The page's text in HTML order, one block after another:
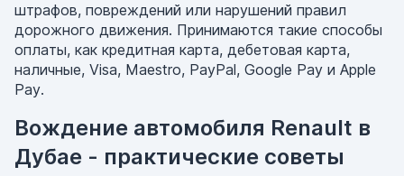
штрафов, повреждений или нарушений правил
дорожного движения. Принимаются такие способы
оплаты, как кредитная карта, дебетовая карта,
наличные, Visa, Maestro, PayPal, Google Pay и Apple
Pay.
Вождение автомобиля Renault в
Дубае - практические советы